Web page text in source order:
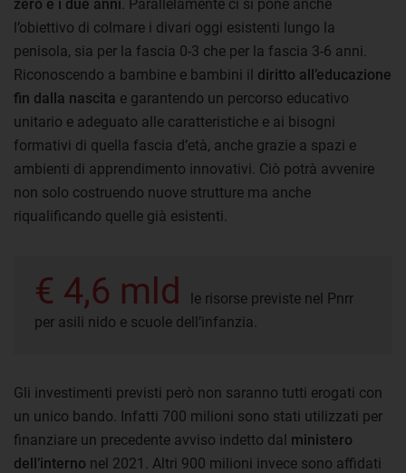
zero e i due anni . Parallelamente ci si pone anche
l’obiettivo di colmare i divari oggi esistenti lungo la
penisola, sia per la fascia 0-3 che per la fascia 3-6 anni.
Riconoscendo a bambine e bambini il diritto all’educazione
fin dalla nascita e garantendo un percorso educativo
unitario e adeguato alle caratteristiche e ai bisogni
formativi di quella fascia d’età, anche grazie a spazi e
ambienti di apprendimento innovativi. Ciò potrà avvenire
non solo costruendo nuove strutture ma anche
riqualificando quelle già esistenti.
€ 4,6 mld
le risorse previste nel Pnrr
per asili nido e scuole dell’infanzia.
Gli investimenti previsti però non saranno tutti erogati con
un unico bando. Infatti 700 milioni sono stati utilizzati per
finanziare un precedente avviso indetto dal ministero
dell’interno nel 2021. Altri 900 milioni invece sono affidati